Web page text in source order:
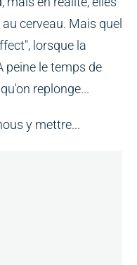
cerveau. Mais quel
lorsque la
peine le temps de
replonge...
y mettre...